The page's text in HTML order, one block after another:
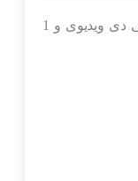
برای دریافت پکیج اول که داری 11 سی دی ویدیوی و 1